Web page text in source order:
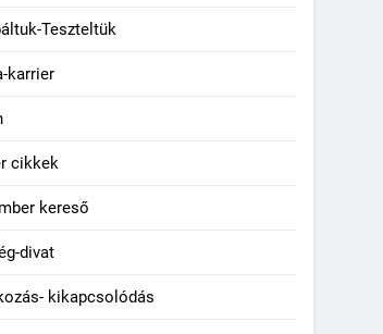
Teszteltük
karrier
cikkek
kereső
divat
kikapcsolódás